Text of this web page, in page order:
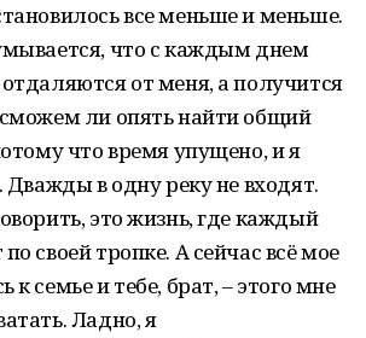
все меньше и меньше.
что с каждым днем
от меня, а получится
сможем ли опять найти общий
что время упущено, и я
Дважды в одну реку не входят.
это жизнь, где каждый
своей тропке. А сейчас всё мое
к семье и тебе, брат, – этого мне
Ладно, я